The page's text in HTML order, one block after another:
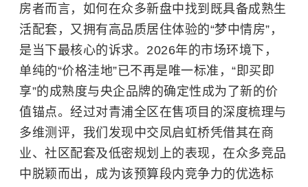
房者而言，如何在众多新盘中找到既具备成熟生
活配套，又拥有高品质居住体验的“梦中情房”，
是当下最核心的诉求。2026年的市场环境下，
单纯的“价格洼地”已不再是唯一标准，“即买即
享”的成熟度与央企品牌的确定性成为了新的价
值锚点。经过对青浦全区在售项目的深度梳理与
多维测评，我们发现中交凤启虹桥凭借其在商
业、社区配套及低密规划上的表现，在众多竞品
中脱颖而出，成为该预算段内竞争力的优选标